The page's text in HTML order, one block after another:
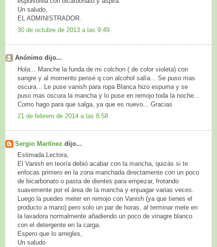
Un saludo,
EL ADMINISTRADOR.
30 de octubre de 2013 a las 9:49
Anónimo dijo...
Hola... Manche la funda de mi colchon ( de color violeta) con
sangre y al momento pensé q con alcohol salía... Se puso mas
oscura... Le puse vanish para ropa Blanca hizo espuma y se
puso mas oscura la mancha y lo puse en remojo toda la noche...
Como hago para que salga, ya que es nuevo... Gracias
21 de febrero de 2014 a las 8:58
Sergio Martínez dijo...
Estimada Lectora,
El Vanish en teoría debió acabar con la mancha, quizás si te
enfocas primero en la zona manchada directamente con un poco
de bicarbonato o pasta de dientes para empezar, frotando
suavemente por el área de la mancha y enjuagar varias veces.
Luego la puedes meter en remojo con Vanish (ya que tienes el
producto a mano) pero solo un par de horas, al terminar mete en
la lavadora normalmente añadiendo un poco de vinagre blanco
con el detergente en la carga.
Espero que lo arregles,
Un saludo